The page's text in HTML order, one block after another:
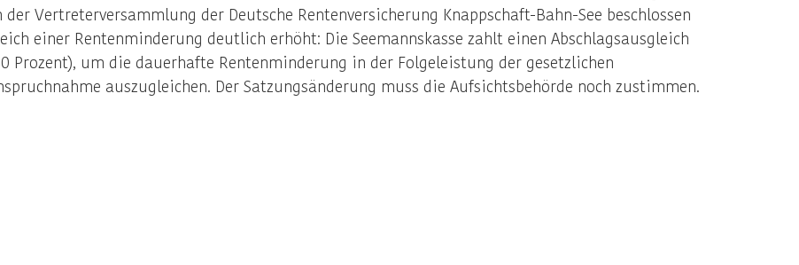
der Vertreterversammlung der Deutsche Rentenversicherung Knappschaft-Bahn-See beschlossen
einer Rentenminderung deutlich erhöht: Die Seemannskasse zahlt einen Abschlagsausgleich
Prozent), um die dauerhafte Rentenminderung in der Folgeleistung der gesetzlichen
auszugleichen. Der Satzungsänderung muss die Aufsichtsbehörde noch zustimmen.